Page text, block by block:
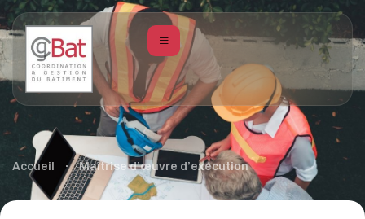
Accueil Maîtrise d’œuvre d’exécution